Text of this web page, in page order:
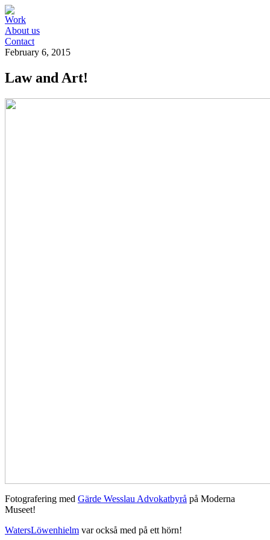
Work
About us
Contact
February 6, 2015
Law and Art!
Fotografering med Gärde Wesslau Advokatbyrå på Moderna
Museet!
WatersLöwenhielm var också med på ett hörn!